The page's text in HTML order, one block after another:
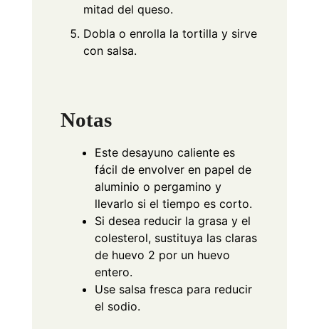
mitad del queso.
Dobla o enrolla la tortilla y sirve
con salsa.
Notas
Este desayuno caliente es
fácil de envolver en papel de
aluminio o pergamino y
llevarlo si el tiempo es corto.
Si desea reducir la grasa y el
colesterol, sustituya las claras
de huevo 2 por un huevo
entero.
Use salsa fresca para reducir
el sodio.